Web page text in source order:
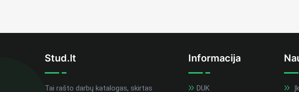
Stud.lt
Tai rašto darbų katalogas, skirtas
Informacija
DUK